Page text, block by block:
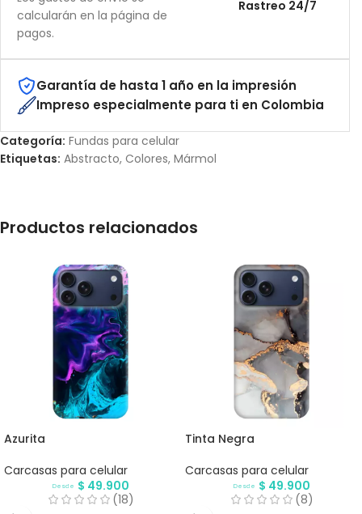
calcularán en la página de
pagos.
Rastreo 24/7
Garantía de hasta 1 año en la impresión
Impreso especialmente para ti en Colombia
Categoría: Fundas para celular
Etiquetas: Abstracto, Colores, Mármol
Productos relacionados
Azurita
Carcasas para celular
Desde $ 49.900
(18)
Tinta Negra
Carcasas para celular
Desde $ 49.900
(8)